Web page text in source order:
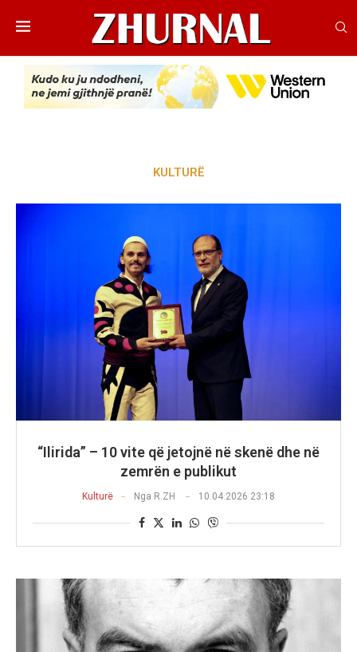
KULTURË
“Ilirida” – 10 vite që jetojnë në skenë dhe në
zemrën e publikut
Kulturë Nga R.ZH 10.04.2026 23:18